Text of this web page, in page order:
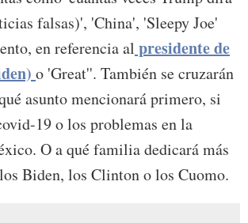
falsas)', 'China', 'Sleepy Joe'
en referencia al presidente de
o 'Great''. También se cruzarán
asunto mencionará primero, si
19 o los problemas en la
O a qué familia dedicará más
Biden, los Clinton o los Cuomo.